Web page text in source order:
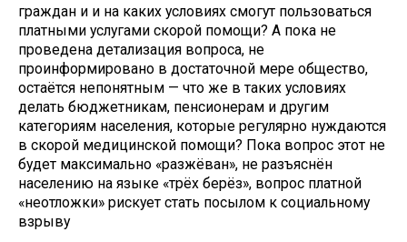
граждан и и на каких условиях смогут пользоваться
платными услугами скорой помощи? А пока не
проведена детализация вопроса, не
проинформировано в достаточной мере общество,
остаётся непонятным — что же в таких условиях
делать бюджетникам, пенсионерам и другим
категориям населения, которые регулярно нуждаются
в скорой медицинской помощи? Пока вопрос этот не
будет максимально «разжёван», не разъяснён
населению на языке «трёх берёз», вопрос платной
«неотложки» рискует стать посылом к социальному
взрыву